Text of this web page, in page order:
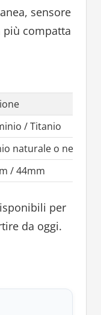
sensore
più compatta
/ Titanio
naturale o nero
/ 44mm
per
da oggi.